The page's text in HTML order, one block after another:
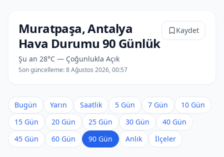
Muratpaşa, Antalya
Hava Durumu 90 Günlük
Şu an 28°C — Çoğunlukla Açık
Son güncelleme:8 Ağustos 2026, 00:57
Kaydet
Bugün Yarın Saatlik 5 Gün 7 Gün
10 Gün
15 Gün
20 Gün 25 Gün 30 Gün
40 Gün
45 Gün
60 Gün 90 Gün Anlık İlçeler